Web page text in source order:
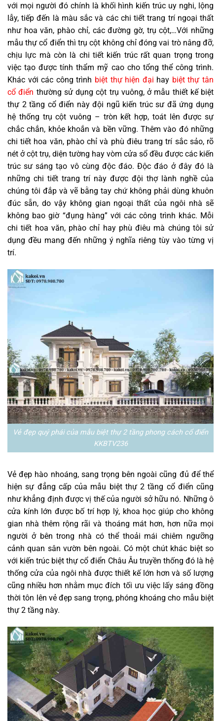
với mọi người đó chính là khối hình kiến trúc uy nghi, lộng
lẫy, tiếp đến là màu sắc và các chi tiết trang trí ngoại thất
như hoa văn, phào chỉ, các đường gờ, trụ cột,…Với những
mẫu thự cổ điển thì trụ cột không chỉ đóng vai trò nâng đỡ,
chịu lực mà còn là chi tiết kiến trúc rất quan trọng trong
việc tạo được tính thẩm mỹ cao cho tổng thể công trình.
Khác với các công trình biệt thự hiện đại hay biệt thự tân
cổ điển thường sử dụng cột trụ vuông, ở mẫu thiết kế biệt
thự 2 tầng cổ điển này đội ngũ kiến trúc sư đã ứng dụng
hệ thống trụ cột vuông – tròn kết hợp, toát lên được sự
chắc chắn, khỏe khoắn và bền vững. Thêm vào đó những
chi tiết hoa văn, phào chỉ và phù điêu trang trí sắc sảo, rõ
nét ở cột trụ, diện tường hay vòm cửa sổ đều được các kiến
trúc sư sáng tạo vô cùng độc đáo. Độc đáo ở đây đó là
những chi tiết trang trí này được đội thợ lành nghề của
chúng tôi đắp và vẽ bằng tay chứ không phải dùng khuôn
đúc sẵn, do vậy không gian ngoại thất của ngôi nhà sẽ
không bao giờ “đụng hàng” với các công trình khác. Mỗi
chi tiết hoa văn, phào chỉ hay phù điêu mà chúng tôi sử
dụng đều mang đến những ý nghĩa riêng tùy vào từng vị
trí.
Vẻ đẹp quý phái của mẫu biệt thự 2 tầng phong cách cổ điển
KKBTV236
Vẻ đẹp hào nhoáng, sang trọng bên ngoài cũng đủ để thể
hiện sự đẳng cấp của mẫu biệt thự 2 tầng cổ điển cũng
như khẳng định được vị thế của người sở hữu nó. Những ô
cửa kính lớn được bố trí hợp lý, khoa học giúp cho không
gian nhà thêm rộng rãi và thoáng mát hơn, hơn nữa mọi
người ở bên trong nhà có thể thoải mái chiêm ngưỡng
cảnh quan sân vườn bên ngoài. Có một chút khác biệt so
với kiến trúc biệt thự cổ điển Châu Âu truyền thống đó là hệ
thống cửa của ngôi nhà được thiết kế lớn hơn và số lượng
cũng nhiều hơn nhằm mục đích tối ưu việc lấy sáng đồng
thời tôn lên vẻ đẹp sang trọng, phóng khoáng cho mẫu biệt
thự 2 tầng này.